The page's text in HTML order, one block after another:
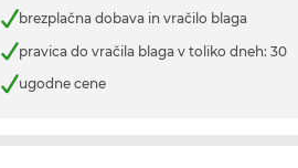
brezplačna dobava in vračilo blaga
pravica do vračila blaga v toliko dneh: 30
ugodne cene